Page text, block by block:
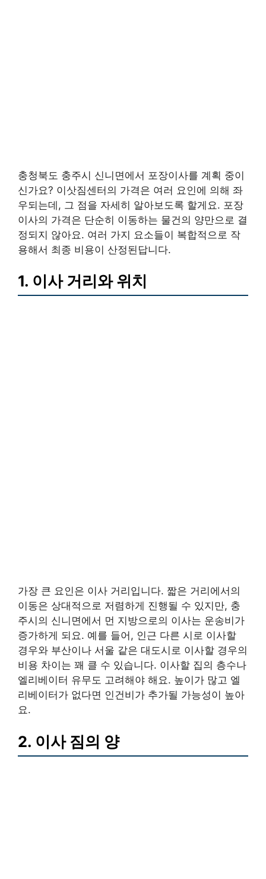
충청북도 충주시 신니면에서 포장이사를 계획 중이
신가요? 이삿짐센터의 가격은 여러 요인에 의해 좌
우되는데, 그 점을 자세히 알아보도록 할게요. 포장
이사의 가격은 단순히 이동하는 물건의 양만으로 결
정되지 않아요. 여러 가지 요소들이 복합적으로 작
용해서 최종 비용이 산정된답니다.
1. 이사 거리와 위치
가장 큰 요인은 이사 거리입니다. 짧은 거리에서의
이동은 상대적으로 저렴하게 진행될 수 있지만, 충
주시의 신니면에서 먼 지방으로의 이사는 운송비가
증가하게 되요. 예를 들어, 인근 다른 시로 이사할
경우와 부산이나 서울 같은 대도시로 이사할 경우의
비용 차이는 꽤 클 수 있습니다. 이사할 집의 층수나
엘리베이터 유무도 고려해야 해요. 높이가 많고 엘
리베이터가 없다면 인건비가 추가될 가능성이 높아
요.
2. 이사 짐의 양